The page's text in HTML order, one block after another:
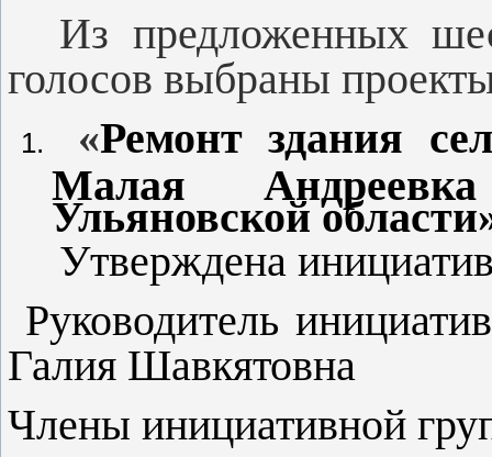
Из предложенных
голосов выбраны
«Ремонт здания
Малая
Ульяновской
Утверждена
Руководитель
Галия Шавкятовна
Члены инициативной